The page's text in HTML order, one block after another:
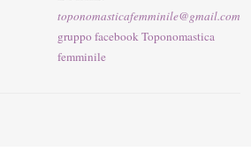
toponomasticafemminile@gmail.com
gruppo facebook Toponomastica
femminile